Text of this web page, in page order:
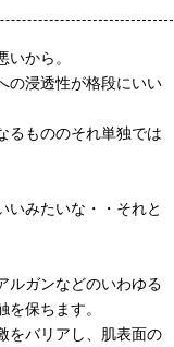
から。
の浸透性が格段にいい
るもののそれ単独では
いみたいな・・それと
ルガンなどのいわゆる
保ちます。
をバリアし、肌表面の